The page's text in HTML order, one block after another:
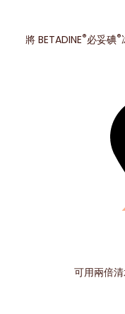
將 BETADINE®必妥碘®
可用兩倍